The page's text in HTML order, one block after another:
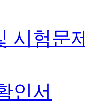
시험문
인서